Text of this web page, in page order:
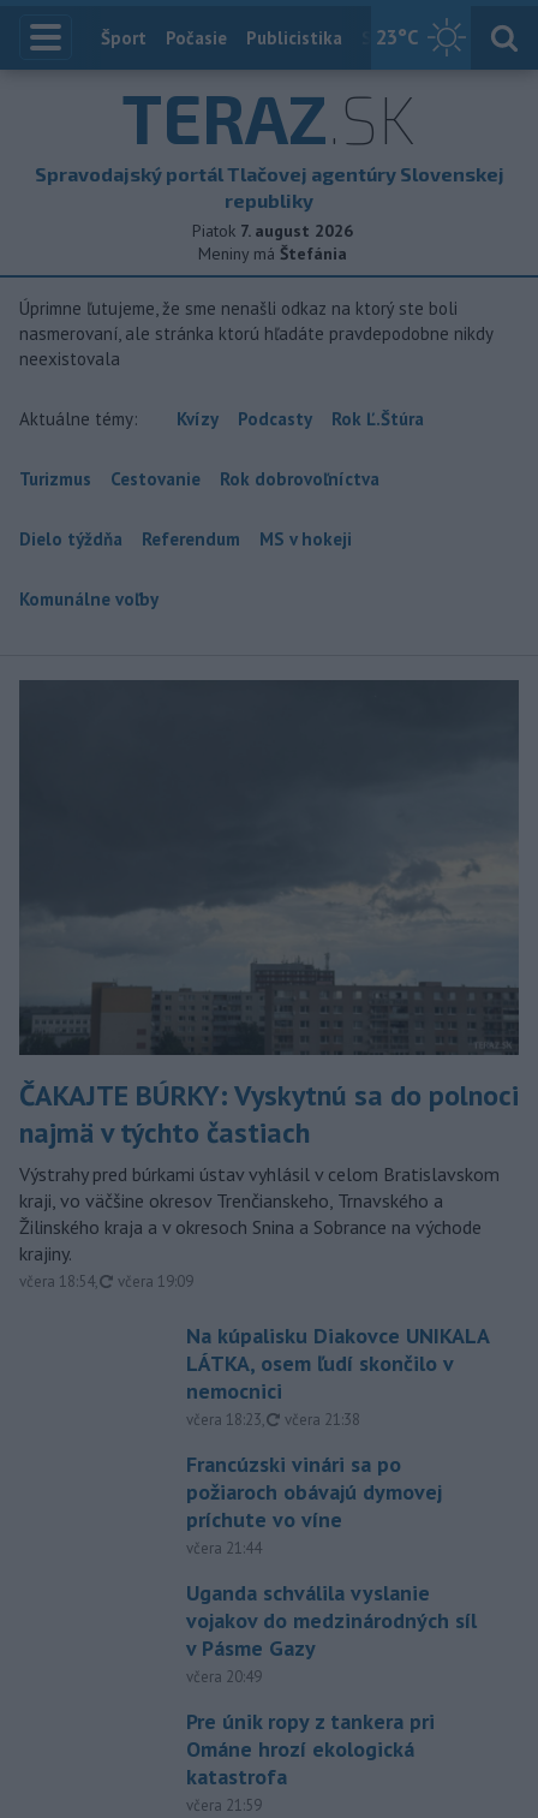
23°C
Index
Šport Počasie Publicistika Slovensko
TERAZ.SK
Spravodajský portál Tlačovej agentúry Slovenskej
republiky
Piatok 7. august 2026
Meniny má Štefánia
Úprimne ľutujeme, že sme nenašli odkaz na ktorý ste boli
nasmerovaní, ale stránka ktorú hľadáte pravdepodobne nikdy
neexistovala
Aktuálne témy: Kvízy Podcasty Rok Ľ.Štúra
Turizmus Cestovanie Rok dobrovoľníctva
Dielo týždňa Referendum MS v hokeji
Komunálne voľby
ČAKAJTE BÚRKY: Vyskytnú sa do polnoci
najmä v týchto častiach
Výstrahy pred búrkami ústav vyhlásil v celom Bratislavskom
kraji, vo väčšine okresov Trenčianskeho, Trnavského a
Žilinského kraja a v okresoch Snina a Sobrance na východe
krajiny.
včera 18:54, aktualizované
včera 19:09
Na kúpalisku Diakovce UNIKALA
LÁTKA, osem ľudí skončilo v
nemocnici
včera 18:23, aktualizované
včera 21:38
Francúzski vinári sa po
požiaroch obávajú dymovej
príchute vo víne
včera 21:44
Uganda schválila vyslanie
vojakov do medzinárodných síl
v Pásme Gazy
včera 20:49
Pre únik ropy z tankera pri
Ománe hrozí ekologická
katastrofa
včera 21:59